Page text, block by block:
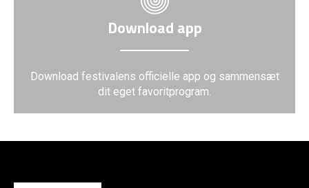
Download app
Download festivalens officielle app og sammensæt
dit eget favoritprogram.